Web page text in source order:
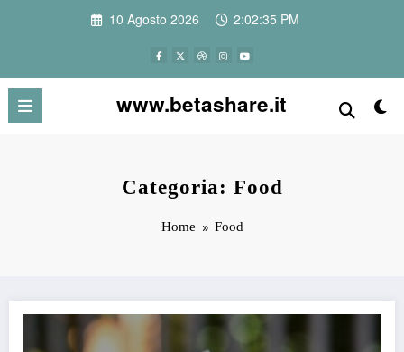
10 Agosto 2026 2:02:35 PM
www.betashare.it
Categoria: Food
Home Food